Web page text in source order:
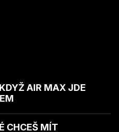
AIR MAX JDE
CHCEŠ MÍT